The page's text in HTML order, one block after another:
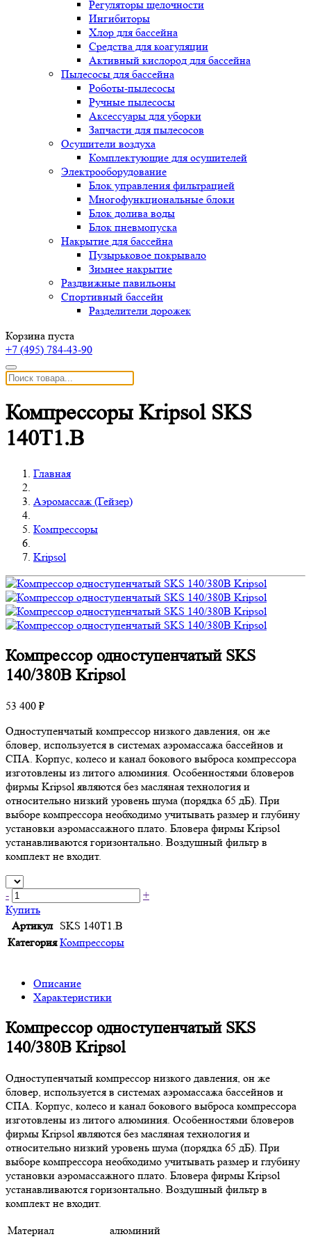
Регуляторы щелочности
Ингибиторы
Хлор для бассейна
Средства для коагуляции
Активный кислород для бассейна
Пылесосы для бассейна
Роботы-пылесосы
Ручные пылесосы
Аксессуары для уборки
Запчасти для пылесосов
Осушители воздуха
Комплектующие для осушителей
Электрооборудование
Блок управления фильтрацией
Многофункциональные блоки
Блок долива воды
Блок пневмопуска
Накрытие для бассейна
Пузырьковое покрывало
Зимнее накрытие
Раздвижные павильоны
Спортивный бассейн
Разделители дорожек
Корзина пуста
+7 (495) 784-43-90
Компрессоры Kripsol SKS
140Т1.В
Главная
Аэромассаж (Гейзер)
Компрессоры
Kripsol
Компрессор одноступенчатый SKS
140/380В Kripsol
53 400 ₽
Одноступенчатый компрессор низкого давления, он же
бловер, используется в системах аэромассажа бассейнов и
СПА. Корпус, колесо и канал бокового выброса компрессора
изготовлены из литого алюминия. Особенностями бловеров
фирмы Kripsol являются без масляная технология и
относительно низкий уровень шума (порядка 65 дБ). При
выборе компрессора необходимо учитывать размер и глубину
установки аэромассажного плато. Бловера фирмы Kripsol
устанавливаются горизонтально. Воздушный фильтр в
комплект не входит.
-
+
Купить
Артикул SKS 140Т1.В
Категория Компрессоры
Описание
Характеристики
Компрессор одноступенчатый SKS
140/380В Kripsol
Одноступенчатый компрессор низкого давления, он же
бловер, используется в системах аэромассажа бассейнов и
СПА. Корпус, колесо и канал бокового выброса компрессора
изготовлены из литого алюминия. Особенностями бловеров
фирмы Kripsol являются без масляная технология и
относительно низкий уровень шума (порядка 65 дБ). При
выборе компрессора необходимо учитывать размер и глубину
установки аэромассажного плато. Бловера фирмы Kripsol
устанавливаются горизонтально. Воздушный фильтр в
комплект не входит.
Материал
алюминий